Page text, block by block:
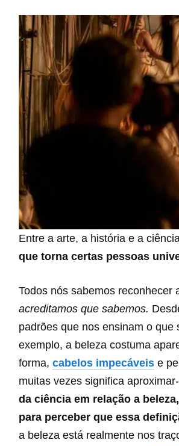
Entre a arte, a história e a
que torna certas pessoas
Todos nós sabemos reconhecer
acreditamos que sabemos.
padrões que nos ensinam o
exemplo, a beleza costuma
forma, cabelos impecáveis e
muitas vezes significa
da ciência em relação a
para perceber que essa
a beleza está realmente nos